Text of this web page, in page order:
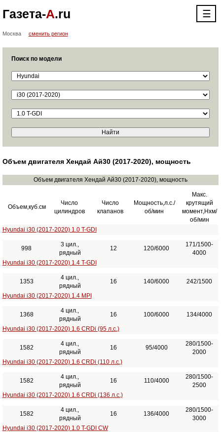
Газета-А.ru ☰
Москва сменить регион
Поиск по модели
Объем двигателя Хендай Ай30 (2017-2020), мощность
Объем двигателя Хендай Ай30 (2017-2020), мощность
Объем,куб.см
Число
цилиндров
Число
клапанов
Мощность,л.с./
об/мин
Макс.
крутящий
момент,Нхм/
об/мин
Hyundai i30 (2017-2020) 1.0 T-GDI
998
3 цил.,
рядный
12 120/6000
171/1500-
4000
Hyundai i30 (2017-2020) 1.4 T-GDI
1353
4 цил.,
рядный
16 140/6000 242/1500
Hyundai i30 (2017-2020) 1.4 MPI
1368
4 цил.,
рядный
16 100/6000 134/4000
Hyundai i30 (2017-2020) 1.6 CRDi (95 л.с.)
1582
4 цил.,
рядный
16 95/4000
280/1500-
2000
Hyundai i30 (2017-2020) 1.6 CRDi (110 л.с.)
1582
4 цил.,
рядный
16 110/4000
280/1500-
2500
Hyundai i30 (2017-2020) 1.6 CRDi (136 л.с.)
1582
4 цил.,
рядный
16 136/4000
280/1500-
3000
Hyundai i30 (2017-2020) 1.0 T-GDI CW